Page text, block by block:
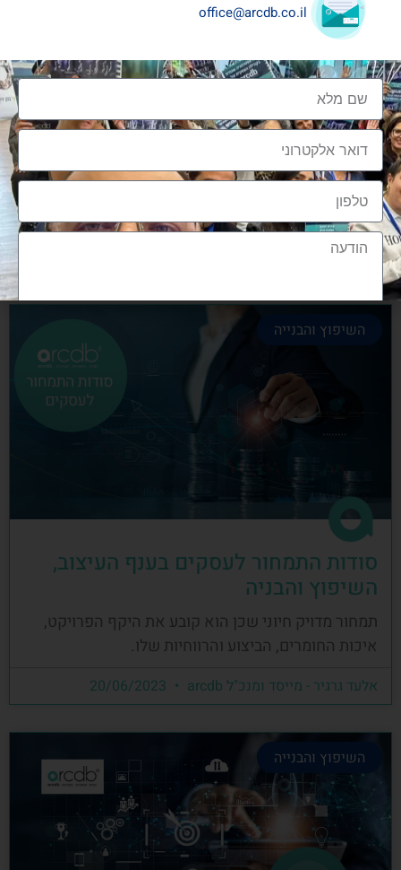
שיתופי פעולה בענף העיצוב והבניה
שיתופי פעולה בענף העיצוב והבניה הם מתכון הכרחי
להצלחה, לנו בארכדיבי יש את הניסיון והיכולת
אלעד גרגיר - מייסד ומנכ"ל arcdb
השיפוץ והבנייה
סודות התמחור לעסקים בענף העיצוב,
השיפוץ והבניה
תמחור מדויק חיוני שכן הוא קובע את היקף הפרויקט,
איכות החומרים, הביצוע והרווחיות שלו.
אלעד גרגיר - מייסד ומנכ"ל arcdb
השיפוץ והבנייה
office@arcdb.co.il
הצטרפות לקהילה